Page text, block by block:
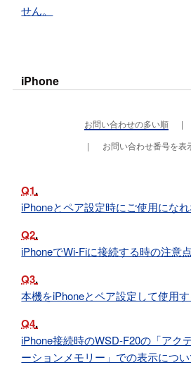
せん。
iPhone
お問い合わせの多い順
お問い合わせ番号を表
Q1
iPhoneとペア設定時にご使用にな
Q2
iPhoneでWi-Fiに接続する時の注意点
Q3
本機をiPhoneとペア設定して使用
Q4
iPhone接続時のWSD-F20の「アク
ーションメモリー」での表示につい